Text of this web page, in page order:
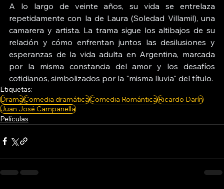
A lo largo de veinte años, su vida se entrelaza
repetidamente con la de Laura (Soledad Villamil), una
camarera y artista. La trama sigue los altibajos de su
relación y cómo enfrentan juntos las desilusiones y
esperanzas de la vida adulta en Argentina, marcada
por la misma constancia del amor y los desafíos
cotidianos, simbolizados por la "misma lluvia" del título.
Etiquetas:
DramaComedia dramáticaComedia RománticaRicardo Darín
Juan José Campanella
Películas